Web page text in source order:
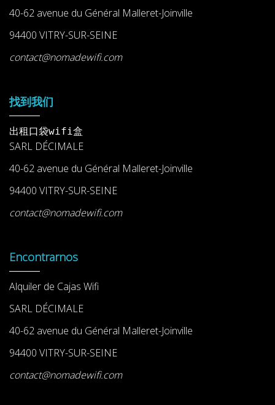
40-62 avenue du Général Malleret-Joinville
94400 VITRY-SUR-SEINE
contact@nomadewifi.com
找到我们
出租口袋wifi盒
SARL DÉCIMALE
40-62 avenue du Général Malleret-Joinville
94400 VITRY-SUR-SEINE
contact@nomadewifi.com
Encontrarnos
Alquiler de Cajas Wifi
SARL DÉCIMALE
40-62 avenue du Général Malleret-Joinville
94400 VITRY-SUR-SEINE
contact@nomadewifi.com